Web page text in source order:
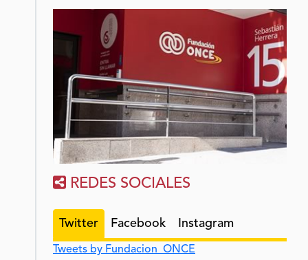
REDES SOCIALES
Twitter Facebook Instagram
Tweets by Fundacion_ONCE